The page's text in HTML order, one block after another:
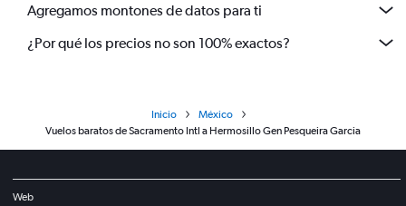
Agregamos montones de datos para ti
¿Por qué los precios no son 100% exactos?
Inicio
México
Vuelos baratos de Sacramento Intl a Hermosillo Gen Pesqueira Garcia
Web